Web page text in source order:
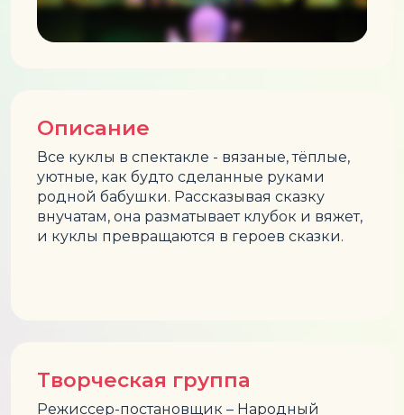
Описание
Все куклы в спектакле - вязаные, тёплые,
уютные, как будто сделанные руками
родной бабушки. Рассказывая сказку
внучатам, она разматывает клубок и вяжет,
и куклы превращаются в героев сказки.
Творческая группа
Режиссер-постановщик – Народный